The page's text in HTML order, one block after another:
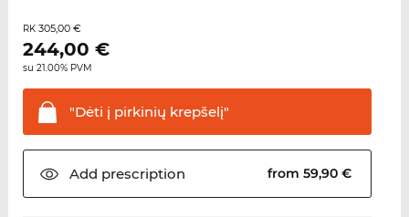
RK 305,00 €
244,00 €
su 21.00% PVM
"Dėti į pirkinių krepšelį"
Add prescription from 59,90 €